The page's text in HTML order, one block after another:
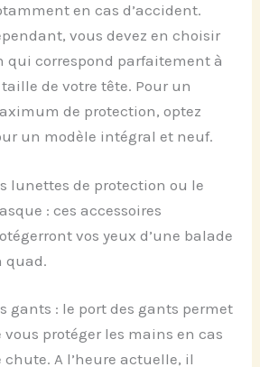
en cas d’accident.
vous devez en choisir
qui correspond parfaitement à
de votre tête. Pour un
de protection, optez
un modèle intégral et neuf.
lunettes de protection ou le
: ces accessoires
vos yeux d’une balade
quad.
gants : le port des gants permet
vous protéger les mains en cas
chute. A l’heure actuelle, il